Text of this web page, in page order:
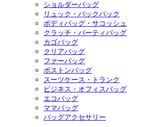
ショルダーバッグ
リュック・バックパック
ボディバッグ・サコッシュ
クラッチ・パーティバッグ
カゴバッグ
クリアバッグ
ファーバッグ
ボストンバッグ
スーツケース・トランク
ビジネス・オフィスバッグ
エコバッグ
ママバッグ
バッグアクセサリー